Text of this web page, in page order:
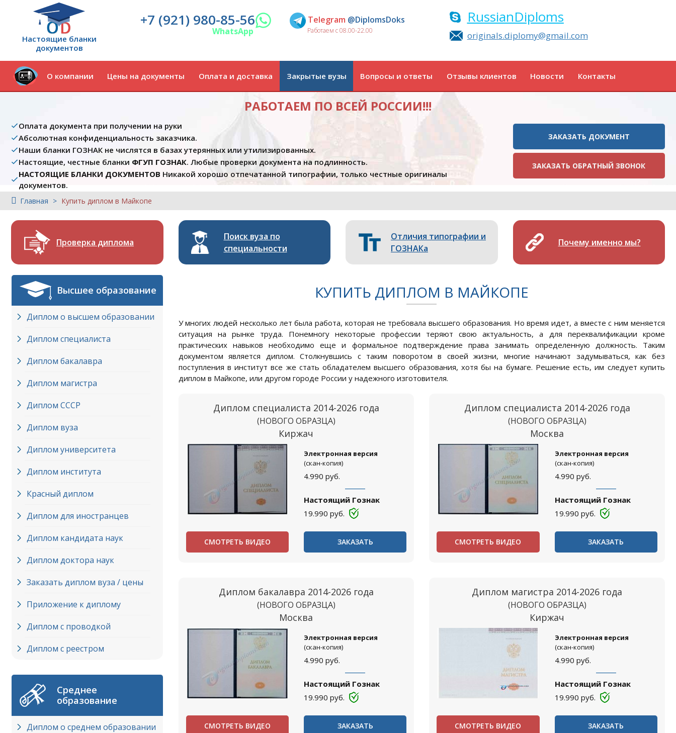
Настоящие бланки
документов
+7 (921) 980-85-56
WhatsApp
Telegram @DiplomsDoks
Работаем с 08.00-22.00
RussianDiploms
originals.diplomy@gmail.com
О компании Цены на документы Оплата и доставка Закрытые вузы Вопросы и ответы Отзывы клиентов Новости Контакты
РАБОТАЕМ ПО ВСЕЙ РОССИИ!!!
Оплата документа при получении на руки
Абсолютная конфиденциальность заказчика.
Наши бланки ГОЗНАК не числятся в базах утерянных или утилизированных.
Настоящие, честные бланки ФГУП ГОЗНАК. Любые проверки документа на подлинность.
НАСТОЯЩИЕ БЛАНКИ ДОКУМЕНТОВ Никакой хорошо отпечатанной типографии, только честные оригиналы
документов.
ЗАКАЗАТЬ ДОКУМЕНТ
ЗАКАЗАТЬ ОБРАТНЫЙ ЗВОНОК
Главная Купить диплом в Майкопе
Проверка диплома
Поиск вуза по
специальности
Отличия типографии и
ГОЗНАКа
Почему именно мы?
Высшее образование
Диплом о высшем образовании
Диплом специалиста
Диплом бакалавра
Диплом магистра
Диплом СССР
Диплом вуза
Диплом университета
Диплом института
Красный диплом
Диплом для иностранцев
Диплом кандидата наук
Диплом доктора наук
Заказать диплом вуза / цены
Приложение к диплому
Диплом с проводкой
Диплом с реестром
Среднее
образование
Диплом о среднем образовании
КУПИТЬ ДИПЛОМ В МАЙКОПЕ
У многих людей несколько лет была работа, которая не требовала высшего образования. Но время идет, а вместе с ним меняется
ситуация на рынке труда. Понемногу некоторые профессии теряют свою актуальность, а для переквалификации кроме
практических навыков необходимо еще и формальное подтверждение права занимать определенную должность. Таким
документом является диплом. Столкнувшись с таким поворотом в своей жизни, многие начинают задумываться, как без
поступления в институт все же стать обладателем высшего образования, хотя бы на бумаге. Решение есть, им следует купить
диплом в Майкопе, или другом городе России у надежного изготовителя.
Диплом специалиста 2014-2026 года
(НОВОГО ОБРАЗЦА)
Киржач
Электронная версия
(скан-копия)
4.990 руб.
Настоящий Гознак
19.990 руб.
СМОТРЕТЬ ВИДЕО ЗАКАЗАТЬ
Диплом специалиста 2014-2026 года
(НОВОГО ОБРАЗЦА)
Москва
Электронная версия
(скан-копия)
4.990 руб.
Настоящий Гознак
19.990 руб.
СМОТРЕТЬ ВИДЕО ЗАКАЗАТЬ
Диплом бакалавра 2014-2026 года
(НОВОГО ОБРАЗЦА)
Москва
Электронная версия
(скан-копия)
4.990 руб.
Настоящий Гознак
19.990 руб.
СМОТРЕТЬ ВИДЕО ЗАКАЗАТЬ
Диплом магистра 2014-2026 года
(НОВОГО ОБРАЗЦА)
Киржач
Электронная версия
(скан-копия)
4.990 руб.
Настоящий Гознак
19.990 руб.
СМОТРЕТЬ ВИДЕО ЗАКАЗАТЬ